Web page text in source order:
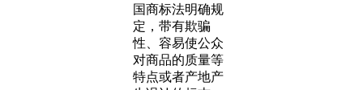
国商标法明确规
定，带有欺骗
性、容易使公众
对商品的质量等
特点或者产地产